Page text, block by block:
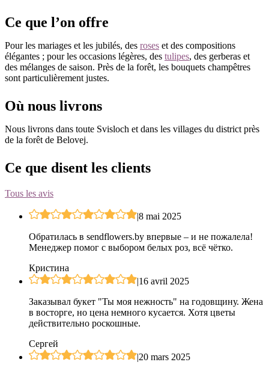
Ce que l’on offre
Pour les mariages et les jubilés, des roses et des compositions
élégantes ; pour les occasions légères, des tulipes, des gerberas et
des mélanges de saison. Près de la forêt, les bouquets champêtres
sont particulièrement justes.
Où nous livrons
Nous livrons dans toute Svisloch et dans les villages du district près
de la forêt de Belovej.
Ce que disent les clients
Tous les avis
|8 mai 2025
Обратилась в sendflowers.by впервые – и не пожалела!
Менеджер помог с выбором белых роз, всё чётко.
Кристина
|16 avril 2025
Заказывал букет "Ты моя нежность" на годовщину. Жена
в восторге, но цена немного кусается. Хотя цветы
действительно роскошные.
Сергей
|20 mars 2025